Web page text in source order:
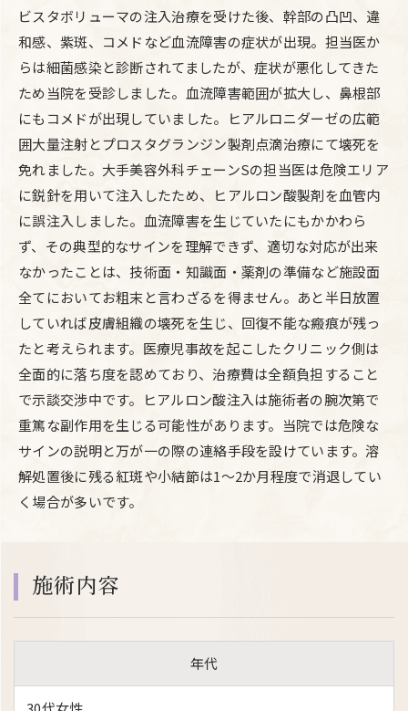
ビスタボリューマの注入治療を受けた後、幹部の凸凹、違
和感、紫斑、コメドなど血流障害の症状が出現。担当医か
らは細菌感染と診断されてましたが、症状が悪化してきた
ため当院を受診しました。血流障害範囲が拡大し、鼻根部
にもコメドが出現していました。ヒアルロニダーゼの広範
囲大量注射とプロスタグランジン製剤点滴治療にて壊死を
免れました。大手美容外科チェーンSの担当医は危険エリア
に鋭針を用いて注入したため、ヒアルロン酸製剤を血管内
に誤注入しました。血流障害を生じていたにもかかわら
ず、その典型的なサインを理解できず、適切な対応が出来
なかったことは、技術面・知識面・薬剤の準備など施設面
全てにおいてお粗末と言わざるを得ません。あと半日放置
していれば皮膚組織の壊死を生じ、回復不能な瘢痕が残っ
たと考えられます。医療児事故を起こしたクリニック側は
全面的に落ち度を認めており、治療費は全額負担すること
で示談交渉中です。ヒアルロン酸注入は施術者の腕次第で
重篤な副作用を生じる可能性があります。当院では危険な
サインの説明と万が一の際の連絡手段を設けています。溶
解処置後に残る紅斑や小結節は1～2か月程度で消退してい
く場合が多いです。
施術内容
年代